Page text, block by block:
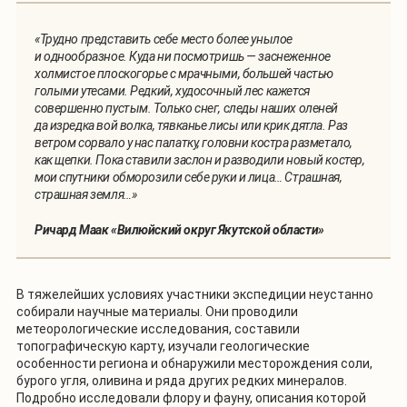
«Трудно представить себе место более унылое
и однообразное. Куда ни посмотришь — заснеженное
холмистое плоскогорье с мрачными, большей частью
голыми утесами. Редкий, худосочный лес кажется
совершенно пустым. Только снег, следы наших оленей
да изредка вой волка, тявканье лисы или крик дятла. Раз
ветром сорвало у нас палатку, головни костра разметало,
как щепки. Пока ставили заслон и разводили новый костер,
мои спутники обморозили себе руки и лица… Страшная,
страшная земля…»
Ричард Маак «Вилюйский округ Якутской области»
В тяжелейших условиях участники экспедиции неустанно
собирали научные материалы. Они проводили
метеорологические исследования, составили
топографическую карту, изучали геологические
особенности региона и обнаружили месторождения соли,
бурого угля, оливина и ряда других редких минералов.
Подробно исследовали флору и фауну, описания которой